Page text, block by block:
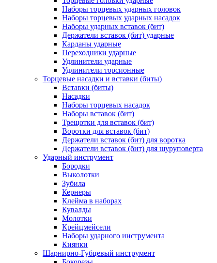
Наборы торцевых ударных головок
Наборы торцевых ударных насадок
Наборы ударных вставок (бит)
Держатели вставок (бит) ударные
Карданы ударные
Переходники ударные
Удлинители ударные
Удлинители торсионные
Торцевые насадки и вставки (биты)
Вставки (биты)
Насадки
Наборы торцевых насадок
Наборы вставок (бит)
Трещотки для вставок (бит)
Воротки для вставок (бит)
Держатели вставок (бит) для воротка
Держатели вставок (бит) для шуруповерта
Ударный инструмент
Бородки
Выколотки
Зубила
Кернеры
Клейма в наборах
Кувалды
Молотки
Крейцмейсели
Наборы ударного инструмента
Киянки
Шарнирно-Губцевый инструмент